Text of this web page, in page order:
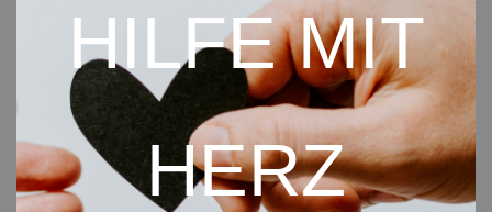
HILFE MIT
HERZ